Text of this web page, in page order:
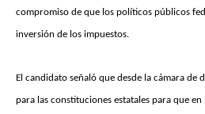
compromiso de que los políticos públicos
inversión de los impuestos.
El candidato señaló que desde la cámara de
para las constituciones estatales para que